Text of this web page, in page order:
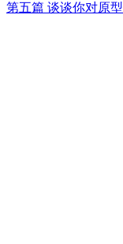
第五篇 谈谈你对原